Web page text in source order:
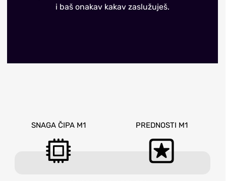
i baš onakav kakav zaslužuješ.
SNAGA ČIPA M1 PREDNOSTI M1